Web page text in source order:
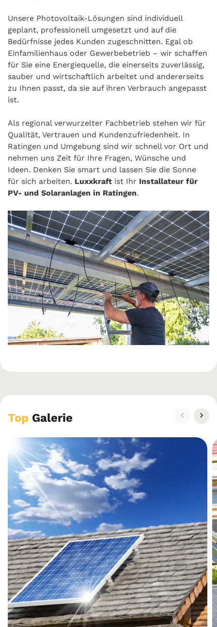
Unsere Photovoltaik-Lösungen sind individuell
geplant, professionell umgesetzt und auf die
Bedürfnisse jedes Kunden zugeschnitten. Egal ob
Einfamilienhaus oder Gewerbebetrieb – wir schaffen
für Sie eine Energiequelle, die einerseits zuverlässig,
sauber und wirtschaftlich arbeitet und andererseits
zu Ihnen passt, da sie auf ihren Verbrauch angepasst
ist.
Als regional verwurzelter Fachbetrieb stehen wir für
Qualität, Vertrauen und Kundenzufriedenheit. In
Ratingen und Umgebung sind wir schnell vor Ort und
nehmen uns Zeit für Ihre Fragen, Wünsche und
Ideen. Denken Sie smart und lassen Sie die Sonne
für sich arbeiten. Luxxkraft ist Ihr Installateur für
PV- und Solaranlagen in Ratingen.
Top Galerie